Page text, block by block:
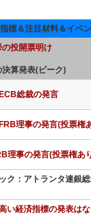
標＆注目材料＆イベ
投開票明け
算発表(ピーク)
総裁の発言
理事の発言(投票権
理事の発言(投票権あ
ク：アトランタ連銀
い経済指標の発表は